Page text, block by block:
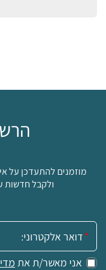
מוזמנים להתעדכן על
ולקבל חדשות
אימייל:
אני מאשר/ת את